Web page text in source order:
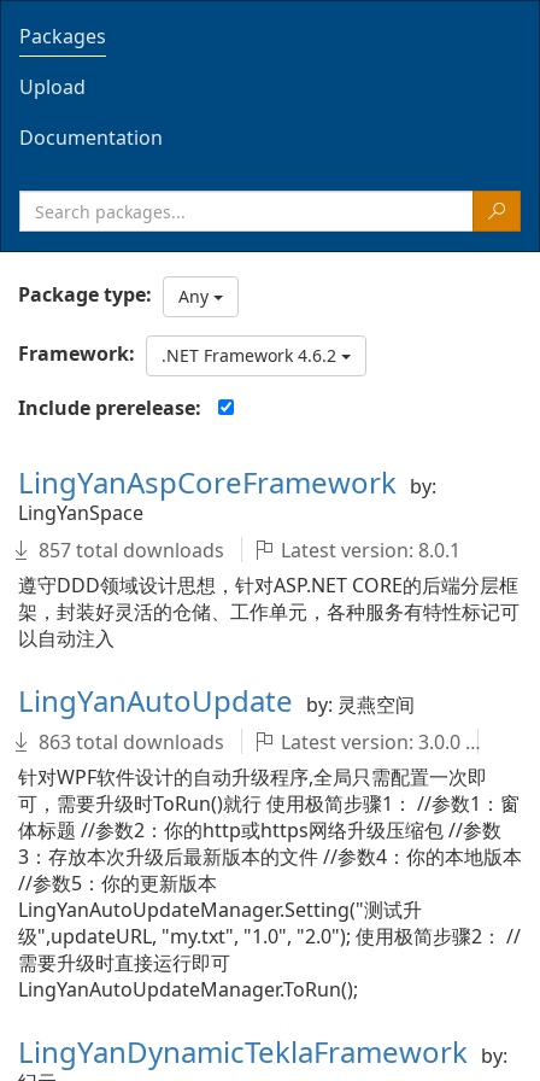
Packages
Upload
Documentation
Package type: Any
Framework: .NET Framework 4.6.2
Include prerelease:
LingYanAspCoreFramework by:
LingYanSpace
857 total downloads
Latest version: 8.0.1
遵守DDD领域设计思想，针对ASP.NET CORE的后端分层框
架，封装好灵活的仓储、工作单元，各种服务有特性标记可
以自动注入
LingYanAutoUpdate by: 灵燕空间
863 total downloads
Latest version: 3.0.0
针对WPF软件设计的自动升级程序,全局只需配置一次即
可，需要升级时ToRun()就行 使用极简步骤1： //参数1：窗
体标题 //参数2：你的http或https网络升级压缩包 //参数
3：存放本次升级后最新版本的文件 //参数4：你的本地版本
//参数5：你的更新版本
LingYanAutoUpdateManager.Setting("测试升
级",updateURL, "my.txt", "1.0", "2.0"); 使用极简步骤2： //
需要升级时直接运行即可
LingYanAutoUpdateManager.ToRun();
LingYanDynamicTeklaFramework by: